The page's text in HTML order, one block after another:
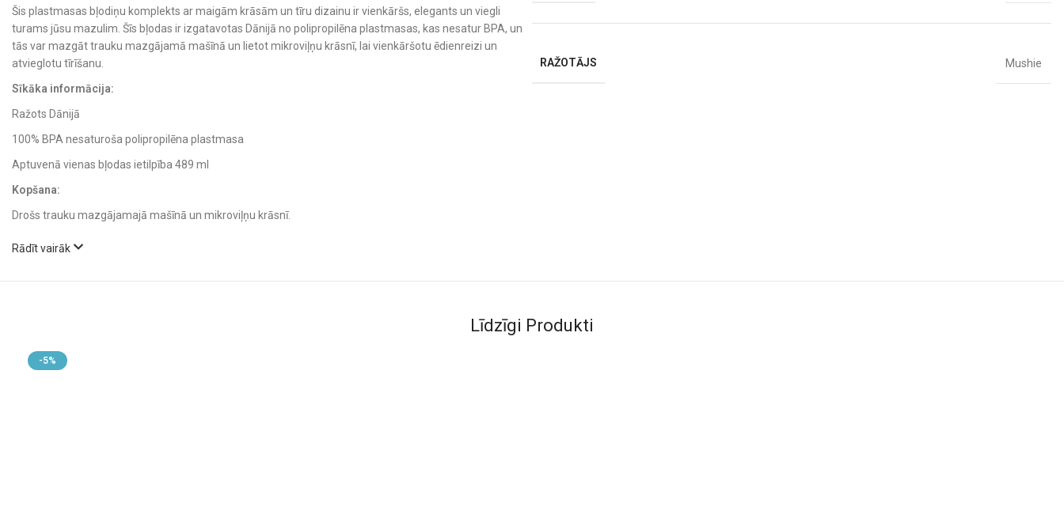
Šis plastmasas bļodiņu komplekts ar maigām krāsām un tīru dizainu ir vienkāršs, elegants un viegli
turams jūsu mazulim. Šīs bļodas ir izgatavotas Dānijā no polipropilēna plastmasas, kas nesatur BPA, un
tās var mazgāt trauku mazgājamā mašīnā un lietot mikroviļņu krāsnī, lai vienkāršotu ēdienreizi un
atvieglotu tīrīšanu.
Sīkāka informācija:
Ražots Dānijā
100% BPA nesaturoša polipropilēna plastmasa
Aptuvenā vienas bļodas ietilpība 489 ml
Kopšana:
Drošs trauku mazgājamajā mašīnā un mikroviļņu krāsnī.
Rādīt vairāk
RAŽOTĀJS Mushie
Līdzīgi Produkti
-5%